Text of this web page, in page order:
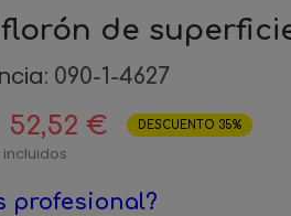
de
090-1-4627
52,52 € DESCUENTO 35%
profesional?